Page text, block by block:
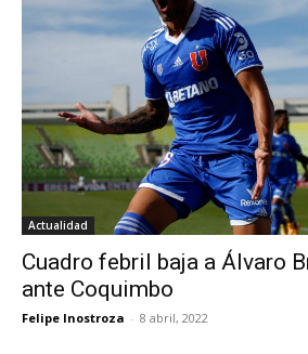
Actualidad
Cuadro febril baja a Álvaro
ante Coquimbo
Felipe Inostroza - 8 abril, 2022